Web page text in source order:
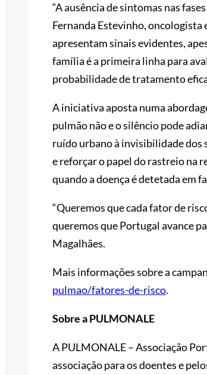
“A ausência de sintomas nas
Fernanda Estevinho, oncologista
apresentam sinais evidentes,
família é a primeira linha para
probabilidade de tratamento
A iniciativa aposta numa
pulmão não e o silêncio pode
ruído urbano à invisibilidade dos
e reforçar o papel do rastreio na
quando a doença é detetada em
“Queremos que cada fator de
queremos que Portugal avance
Magalhães.
Mais informações sobre a
pulmao/fatores-de-risco.
Sobre a PULMONALE
A PULMONALE – Associação
associação para os doentes e